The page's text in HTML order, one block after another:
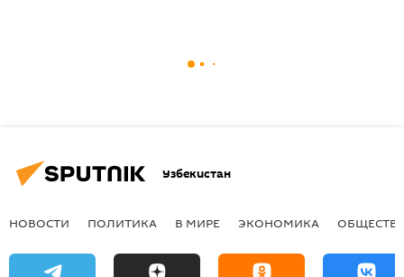
Узбекистан
НОВОСТИ ПОЛИТИКА В МИРЕ ЭКОНОМИКА